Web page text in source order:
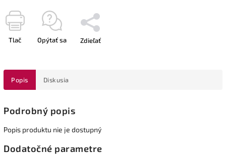
Tlač Opýtať sa Zdieľať
Popis Diskusia
Podrobný popis
Popis produktu nie je dostupný
Dodatočné parametre